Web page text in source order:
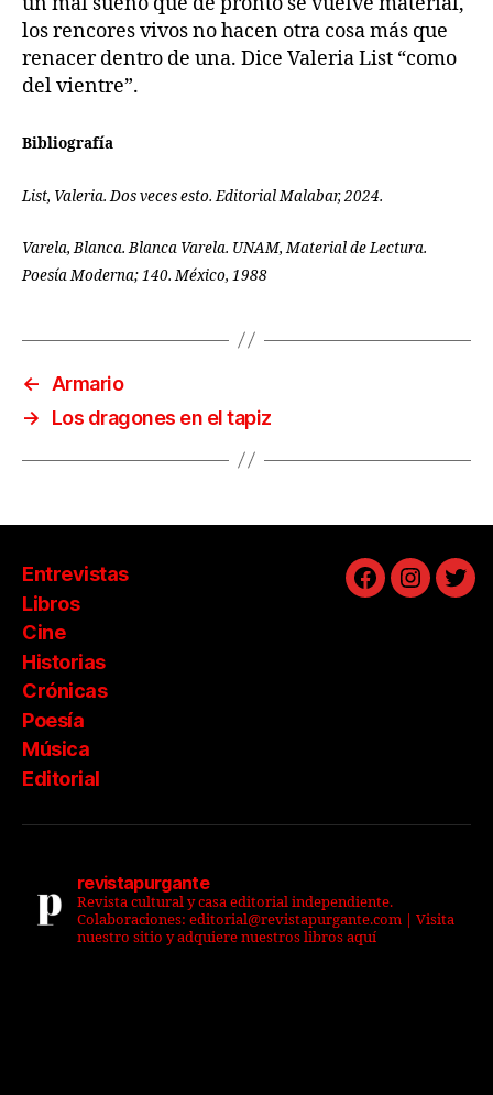
los rencores vivos no hacen otra cosa más que
renacer dentro de una. Dice Valeria List “como
del vientre”.
Bibliografía
List, Valeria. Dos veces esto. Editorial Malabar, 2024.
Varela, Blanca. Blanca Varela. UNAM, Material de Lectura.
Poesía Moderna; 140. México, 1988
← Armario
→
Los dragones en el tapiz
Entrevistas
Libros
Cine
Historias
Crónicas
Poesía
Música
Editorial
Facebook
revistapurgante
Revista cultural y casa editorial independiente.
Colaboraciones: editorial@revistapurgante.com | Visita
nuestro sitio y adquiere nuestros libros aquí